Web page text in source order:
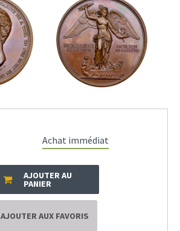
Achat immédiat
AJOUTER AU
PANIER
AJOUTER AUX FAVORIS